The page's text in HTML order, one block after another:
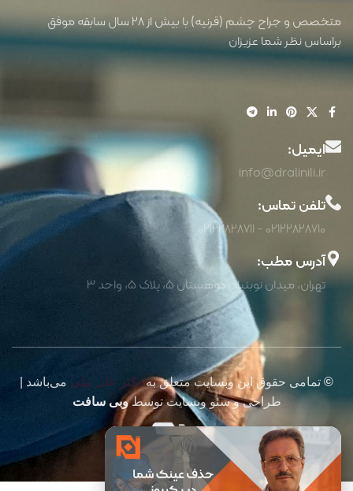
متخصص و جراح چشم (قرنیه) با بیش از 28 سال سابقه موفق
براساس نظر شما عزیزان
ایمیل:
info@dralinili.ir
تلفن تماس:
02122828710 - 02122828711
آدرس مطب:
تهران، میدان نوبنیاد، کوهستان 5، پلاک 5، واحد 3
© تمامی حقوق این وبسایت متعلق بهدکتر علی نیلی می‌باشد |
طراحی و سئو وبسایت توسطوبی سافت